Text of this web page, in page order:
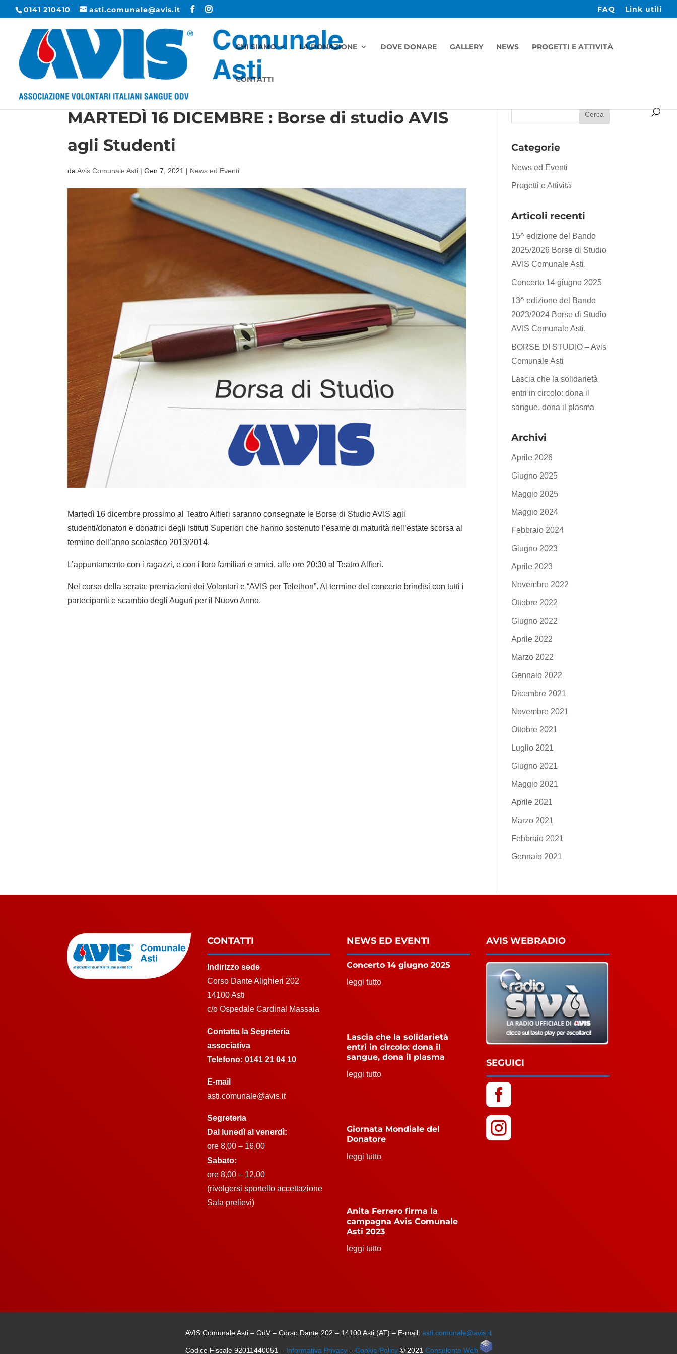
0141 210410 asti.comunale@avis.it FAQ Link utili
CHI SIAMO LA DONAZIONE DOVE DONARE GALLERY NEWS PROGETTI E ATTIVITÀ
CONTATTI
MARTEDÌ 16 DICEMBRE : Borse di studio AVIS
agli Studenti
daAvis Comunale Asti |Gen 7, 2021 | News ed Eventi
Martedì 16 dicembre prossimo al Teatro Alfieri saranno consegnate le Borse di Studio AVIS agli
studenti/donatori e donatrici degli Istituti Superiori che hanno sostenuto l’esame di maturità nell’estate scorsa al
termine dell’anno scolastico 2013/2014.
L’appuntamento con i ragazzi, e con i loro familiari e amici, alle ore 20:30 al Teatro Alfieri.
Nel corso della serata: premiazioni dei Volontari e “AVIS per Telethon”. Al termine del concerto brindisi con tutti i
partecipanti e scambio degli Auguri per il Nuovo Anno.
Categorie
News ed Eventi
Progetti e Attività
Articoli recenti
15^ edizione del Bando
2025/2026 Borse di Studio
AVIS Comunale Asti.
Concerto 14 giugno 2025
13^ edizione del Bando
2023/2024 Borse di Studio
AVIS Comunale Asti.
BORSE DI STUDIO – Avis
Comunale Asti
Lascia che la solidarietà
entri in circolo: dona il
sangue, dona il plasma
Archivi
Aprile 2026
Giugno 2025
Maggio 2025
Maggio 2024
Febbraio 2024
Giugno 2023
Aprile 2023
Novembre 2022
Ottobre 2022
Giugno 2022
Aprile 2022
Marzo 2022
Gennaio 2022
Dicembre 2021
Novembre 2021
Ottobre 2021
Luglio 2021
Giugno 2021
Maggio 2021
Aprile 2021
Marzo 2021
Febbraio 2021
Gennaio 2021
CONTATTI
Indirizzo sede
Corso Dante Alighieri 202
14100 Asti
c/o Ospedale Cardinal Massaia
Contatta la Segreteria
associativa
Telefono: 0141 21 04 10
E-mail
asti.comunale@avis.it
Segreteria
Dal lunedì al venerdì:
ore 8,00 – 16,00
Sabato:
ore 8,00 – 12,00
(rivolgersi sportello accettazione
Sala prelievi)
NEWS ED EVENTI
Concerto 14 giugno 2025
leggi tutto
Lascia che la solidarietà
entri in circolo: dona il
sangue, dona il plasma
leggi tutto
Giornata Mondiale del
Donatore
leggi tutto
Anita Ferrero firma la
campagna Avis Comunale
Asti 2023
leggi tutto
AVIS WEBRADIO
SEGUICI


AVIS Comunale Asti – OdV – Corso Dante 202 – 14100 Asti (AT) – E-mail: asti.comunale@avis.it
Codice Fiscale 92011440051 – Informativa Privacy– Cookie Policy© 2021 Consulente Web